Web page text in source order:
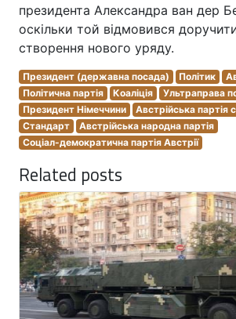
президента Александра ван дер
оскільки той відмовився
створення нового уряду.
Президент (державна посада) Політик
Політична партія
Коаліція
Ультраправа
Президент Німеччини
Австрійська партія
Стандарт
Австрійська народна партія
Соціал-демократична партія Австрії
Related posts